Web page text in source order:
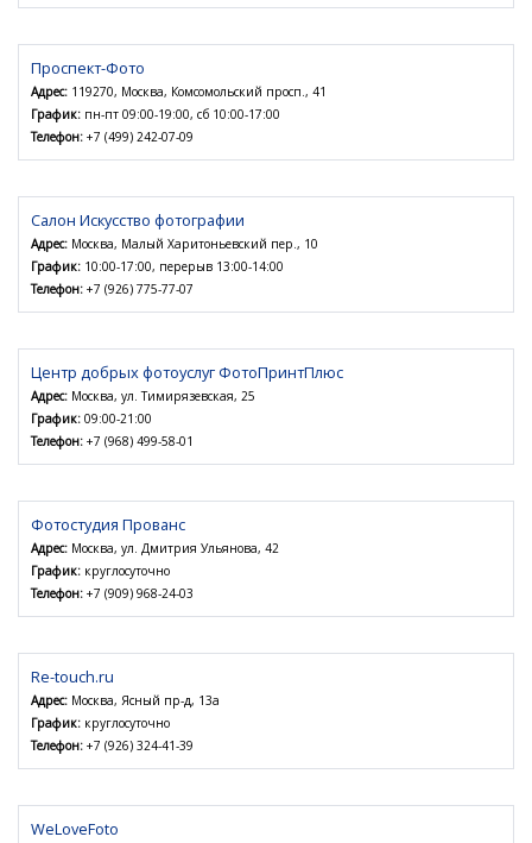
Проспект-Фото
Адрес: 119270, Москва, Комсомольский просп., 41
График: пн-пт 09:00-19:00, сб 10:00-17:00
Телефон: +7 (499) 242-07-09
Салон Искусство фотографии
Адрес: Москва, Малый Харитоньевский пер., 10
График: 10:00-17:00, перерыв 13:00-14:00
Телефон: +7 (926) 775-77-07
Центр добрых фотоуслуг ФотоПринтПлюс
Адрес: Москва, ул. Тимирязевская, 25
График: 09:00-21:00
Телефон: +7 (968) 499-58-01
Фотостудия Прованс
Адрес: Москва, ул. Дмитрия Ульянова, 42
График: круглосуточно
Телефон: +7 (909) 968-24-03
Re-touch.ru
Адрес: Москва, Ясный пр-д, 13а
График: круглосуточно
Телефон: +7 (926) 324-41-39
WeLoveFoto